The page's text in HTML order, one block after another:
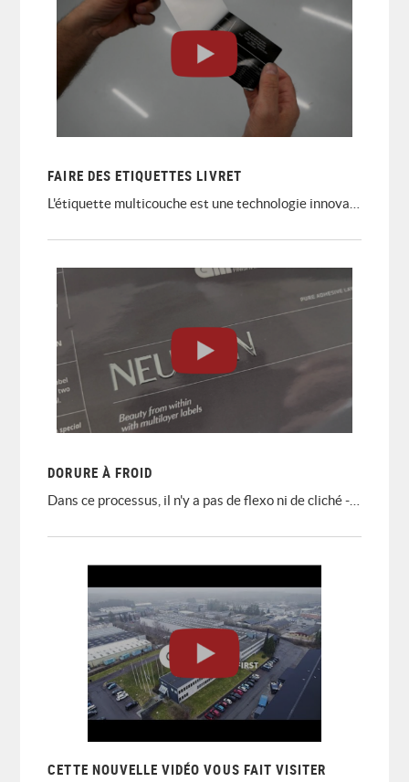
FAIRE DES ETIQUETTES LIVRET
DORURE À FROID
CETTE NOUVELLE VIDÉO VOUS FAIT VISITER